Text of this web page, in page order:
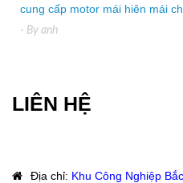
cung cấp motor mái hiên mái
- By anh
LIÊN HỆ
Địa chỉ: Khu Công Nghiệp